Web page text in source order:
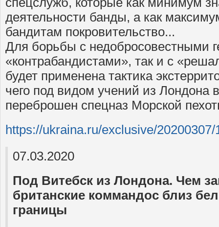
деятельности банды, а как
бандитам покровительство...
Для борьбы с недобросовестными
«контрабандистами», так и с
будет применена тактика
чего под видом учений из Лондона
переброшен спецназ Морской
https://ukraina.ru/exclusive/
07.03.2020
Под Витебск из Лондона. Чем
британские коммандос близ
границы